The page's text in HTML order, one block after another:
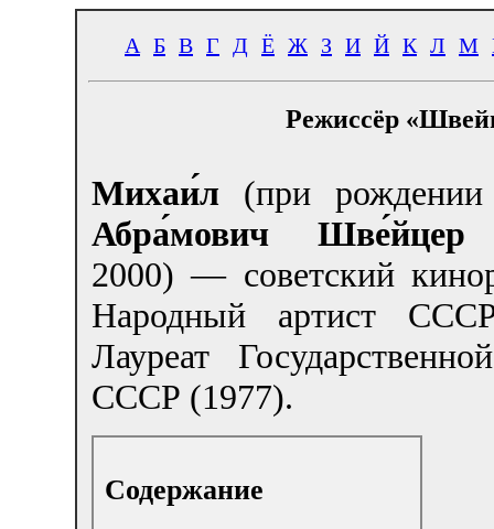
А Б В Г Д Ё Ж З И Й К Л М
Режиссёр
Михаи́л (при
Абра́мович Шве́йцер
2000) — советский
Народный артист
Лауреат
СССР (1977).
Содержание